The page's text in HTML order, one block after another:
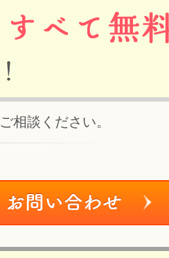
相談ください。